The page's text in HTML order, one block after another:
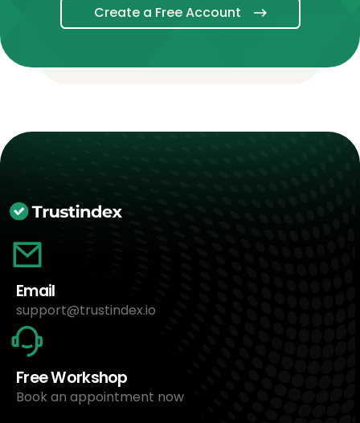
Create a Free Account
Email
support@trustindex.io
Free Workshop
Book an appointment now